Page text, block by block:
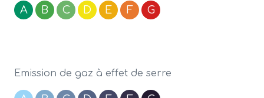
A B C D E F G
Emission de gaz à effet de serre